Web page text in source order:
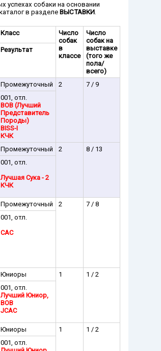
собаки на основании
в разделе ВЫСТАВКИ.
Класс
Число
собак
в
классе
Число
собак на
выставке
(того же
пола/
всего)
Результат
Промежуточный 2
7 / 9
001, отл.
BOB (Лучший
Представитель
Породы)
BISS-I
КЧК
Промежуточный 2
8 / 13
001, отл.
Лучшая Сука - 2
КЧК
Промежуточный 2
7 / 8
001, отл.
CAC
Юниоры 1
1 / 2
001, отл.
Лучший Юниор,
BOB
JCAC
Юниоры 1
1 / 2
001, отл.